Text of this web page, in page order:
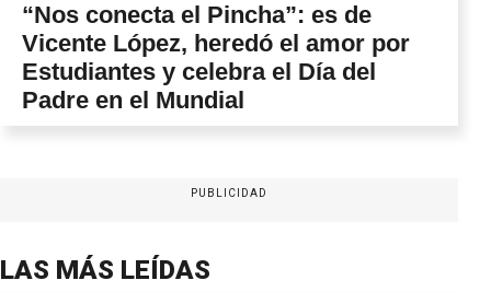
“Nos conecta el Pincha”: es de
Vicente López, heredó el amor por
Estudiantes y celebra el Día del
Padre en el Mundial
PUBLICIDAD
LAS MÁS LEÍDAS